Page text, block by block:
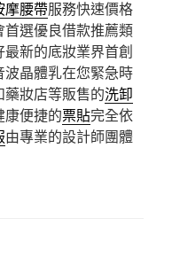
摩腰帶服務快速價格
首選優良借款推薦類
最新的底妝業界首創
晶體乳在您緊急時
妝店等販售的洗卸
康便捷的票貼完全依
由專業的設計師團體